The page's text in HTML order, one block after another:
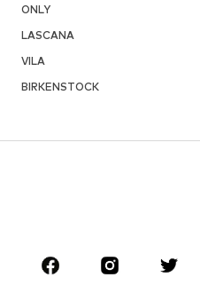
ONLY
LASCANA
VILA
BIRKENSTOCK